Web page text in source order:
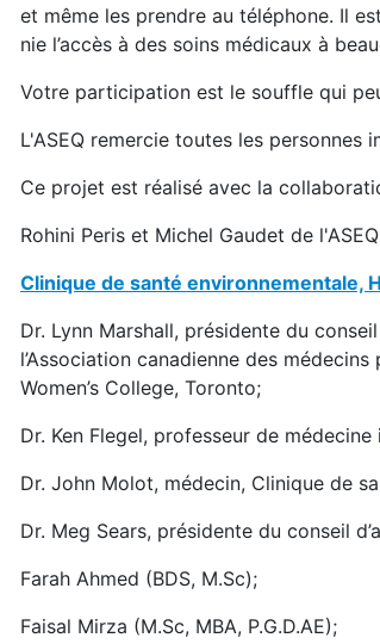
et même les prendre au téléphone. Il
nie l’accès à des soins médicaux à
Votre participation est le souffle qui
L'ASEQ remercie toutes les personnes
Ce projet est réalisé avec la
Rohini Peris et Michel Gaudet de l'ASEQ
Clinique de santé environnementale,
Dr. Lynn Marshall, présidente du
l’Association canadienne des
Women’s College, Toronto;
Dr. Ken Flegel, professeur de
Dr. John Molot, médecin, Clinique de
Dr. Meg Sears, présidente du conseil
Farah Ahmed (BDS, M.Sc);
Faisal Mirza (M.Sc, MBA, P.G.D.AE);